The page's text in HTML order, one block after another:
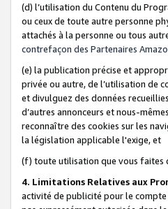
(d) l’utilisation du Contenu du
ou ceux de toute autre personne
attachés à la personne ou tous
contrefaçon des Partenaires
(e) la publication précise et
privée ou autre, de l’utilisation de
et divulguez des données
d’autres annonceurs et nous-
reconnaître des cookies sur les
la législation applicable l'exige, et
(f) toute utilisation que vous faites
4. Limitations Relatives aux
activité de publicité pour le compte